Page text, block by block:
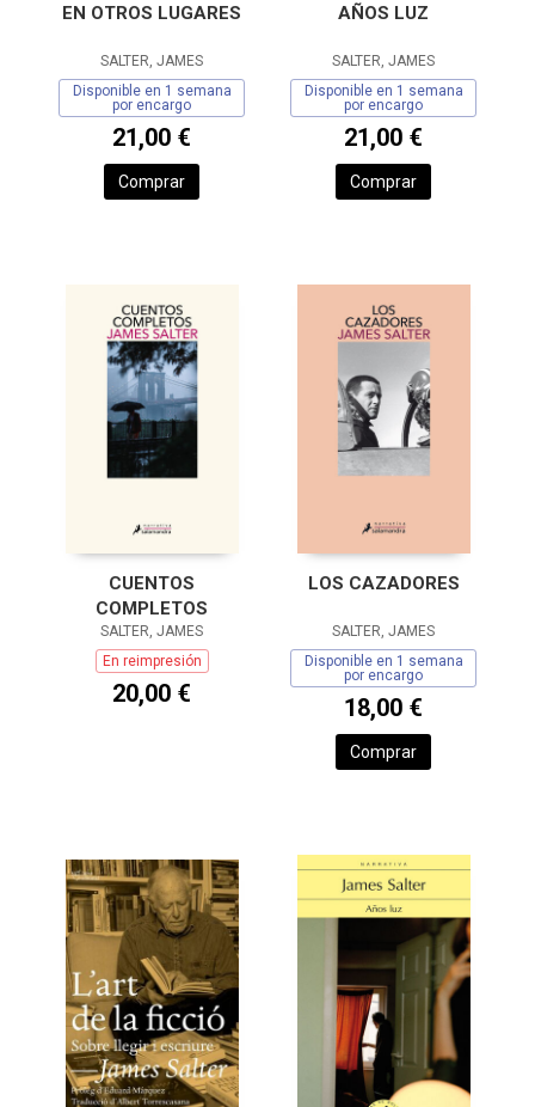
EN OTROS LUGARES
SALTER, JAMES
Disponible en 1 semana
por encargo
21,00 €
Comprar
AÑOS LUZ
SALTER, JAMES
Disponible en 1 semana
por encargo
21,00 €
Comprar
CUENTOS
COMPLETOS
SALTER, JAMES
En reimpresión
20,00 €
LOS CAZADORES
SALTER, JAMES
Disponible en 1 semana
por encargo
18,00 €
Comprar